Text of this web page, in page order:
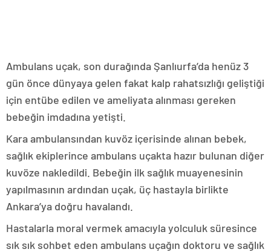
Ambulans uçak, son durağında Şanlıurfa’da henüz 3
gün önce dünyaya gelen fakat kalp rahatsızlığı geliştiği
için entübe edilen ve ameliyata alınması gereken
bebeğin imdadına yetişti.
Kara ambulansından kuvöz içerisinde alınan bebek,
sağlık ekiplerince ambulans uçakta hazır bulunan diğer
kuvöze nakledildi. Bebeğin ilk sağlık muayenesinin
yapılmasının ardından uçak, üç hastayla birlikte
Ankara’ya doğru havalandı.
Hastalarla moral vermek amacıyla yolculuk süresince
sık sık sohbet eden ambulans uçağın doktoru ve sağlık